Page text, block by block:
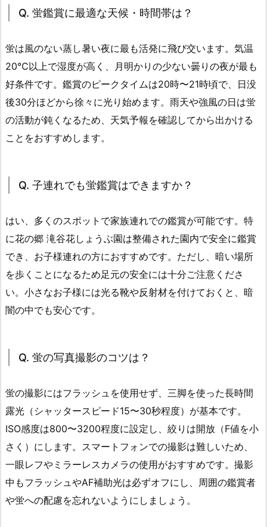
Q. 蛍鑑賞に最適な天候・時間帯は？
蛍は風のない蒸し暑い夜に最も活発に飛び交います。気温
20℃以上で湿度が高く、月明かりの少ない曇りの夜が最も
好条件です。鑑賞のピークタイムは20時〜21時頃で、日没
後30分ほどから徐々に光り始めます。雨天や強風の日は蛍
の活動が鈍くなるため、天気予報を確認してから出かける
ことをおすすめします。
Q. 子連れでも蛍鑑賞はできますか？
はい、多くのスポットで家族連れでの鑑賞が可能です。特
に花の郷 滝谷花しょうぶ園は整備された園内で安全に鑑賞
でき、お子様連れの方におすすめです。ただし、暗い場所
を歩くことになるため足元の安全には十分ご注意くださ
い。小さなお子様には光る靴や反射材を付けておくと、暗
闇の中でも安心です。
Q. 蛍の写真撮影のコツは？
蛍の撮影にはフラッシュを使用せず、三脚を使った長時間
露光（シャッタースピード15〜30秒程度）が基本です。
ISO感度は800〜3200程度に設定し、絞りは開放（F値を小
さく）にします。スマートフォンでの撮影は難しいため、
一眼レフやミラーレスカメラの使用がおすすめです。撮影
中もフラッシュやAF補助光は必ずオフにし、周囲の鑑賞者
や蛍への配慮を忘れないようにしましょう。